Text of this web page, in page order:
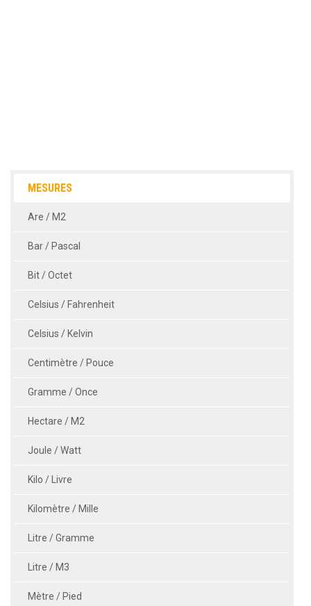
MESURES
Are / M2
Bar / Pascal
Bit / Octet
Celsius / Fahrenheit
Celsius / Kelvin
Centimètre / Pouce
Gramme / Once
Hectare / M2
Joule / Watt
Kilo / Livre
Kilomètre / Mille
Litre / Gramme
Litre / M3
Mètre / Pied